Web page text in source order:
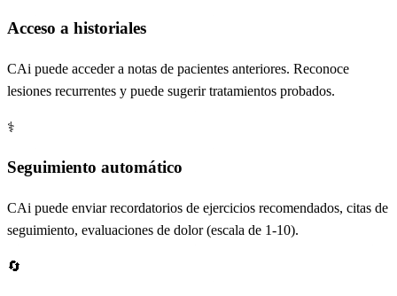
Acceso a historiales
CAi puede acceder a notas de pacientes anteriores. Reconoce
lesiones recurrentes y puede sugerir tratamientos probados.
⚕️
Seguimiento automático
CAi puede enviar recordatorios de ejercicios recomendados, citas de
seguimiento, evaluaciones de dolor (escala de 1-10).
🔄